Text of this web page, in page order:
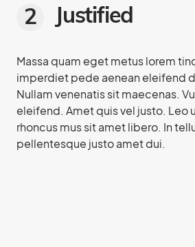
Justified
Massa quam eget metus lorem
imperdiet pede aenean eleifend
Nullam venenatis sit maecenas.
eleifend. Amet quis vel justo. Leo
rhoncus mus sit amet libero. In
pellentesque justo amet dui.